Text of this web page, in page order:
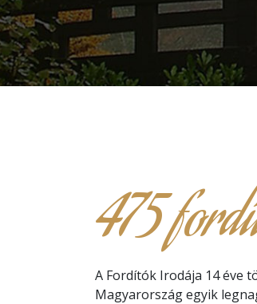
475
A Fordítók Irodája 14 éve
Magyarország egyik